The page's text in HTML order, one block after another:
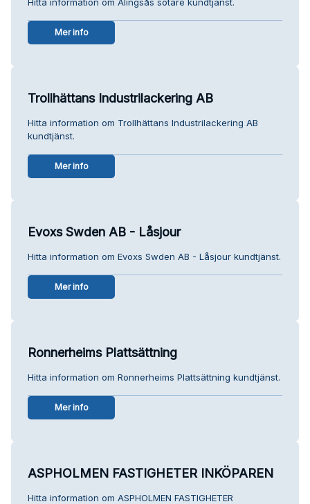
Mer info
Trollhättans Industrilackering AB
Hitta information om Trollhättans Industrilackering AB
kundtjänst.
Mer info
Evoxs Swden AB - Låsjour
Hitta information om Evoxs Swden AB - Låsjour kundtjänst.
Mer info
Ronnerheims Plattsättning
Hitta information om Ronnerheims Plattsättning kundtjänst.
Mer info
ASPHOLMEN FASTIGHETER INKÖPAREN
Hitta information om ASPHOLMEN FASTIGHETER